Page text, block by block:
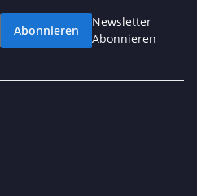
Abonnieren
Newsletter
Abonnieren